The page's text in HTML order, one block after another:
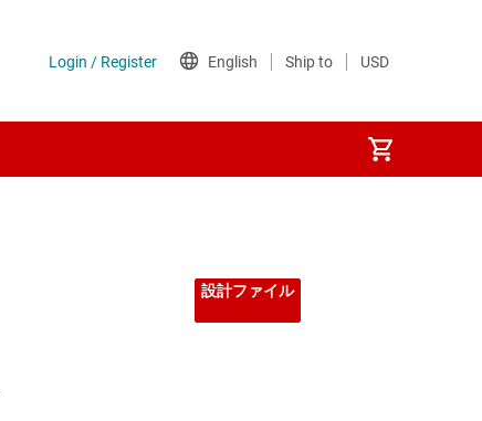
設計ファイル